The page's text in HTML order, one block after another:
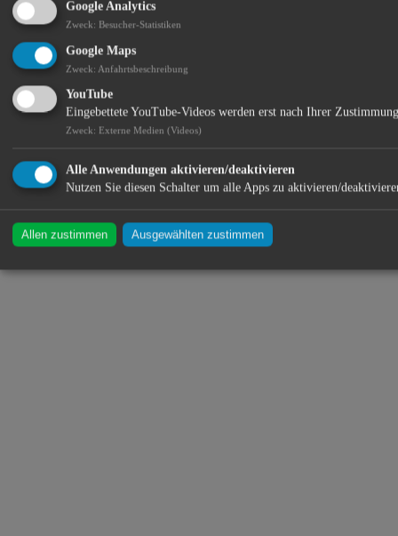
kurz AELF - ist Ansprechpartner für Bürger, landwirtschaftliche und
forstwirtschaftliche Unternehmer. Wir beraten, qualifizieren und
informieren im Landkreis Kelheim. Unser Amt ist überregionales
Fachzentrum für Einzelbetriebliche Investitionsförderung.
Standort:
Google Analytics
Zweck: Besucher-Statistiken
Google Maps
Zweck: Anfahrtsbeschreibung
YouTube
Eingebettete YouTube-Videos werden erst nach Ihrer
Zweck: Externe Medien (Videos)
Alle Anwendungen aktivieren/deaktivieren
Nutzen Sie diesen Schalter um alle Apps zu aktivieren/
Allen zustimmen Ausgewählten zustimmen